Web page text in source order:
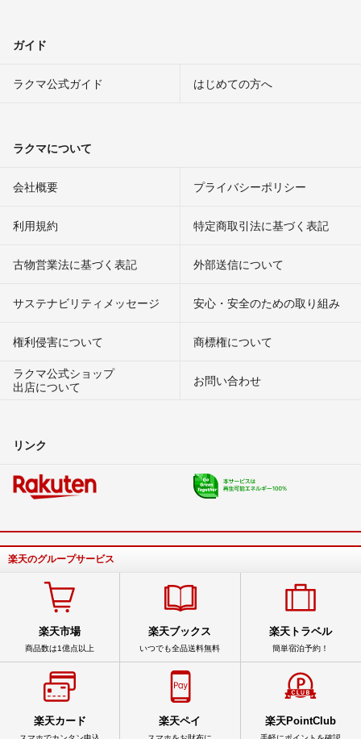
ガイド
ラクマ公式ガイド はじめての方へ
ラクマについて
会社概要 プライバシーポリシー
利用規約 特定商取引法に基づく表記
古物営業法に基づく表記 外部送信について
サステナビリティメッセージ 安心・安全のための取り組み
権利侵害について
商標権について
ラクマ公式ショップ
出店について
お問い合わせ
リンク
楽天のグループサービス
楽天市場
商品数は1億点以上
楽天ブックス
いつでも全品送料無料
楽天トラベル
簡単宿泊予約！
楽天カード 楽天ペイ 楽天PointClub